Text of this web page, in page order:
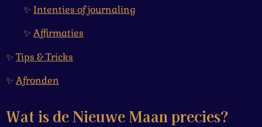
✨ Intenties of journaling
✨ Affirmaties
✨ Tips & Tricks
✨ Afronden
Wat is de Nieuwe Maan precies?